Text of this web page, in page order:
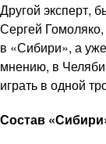
Другой эксперт,
Сергей Гомоляко,
в «Сибири», а
мнению, в
играть в одной
Состав